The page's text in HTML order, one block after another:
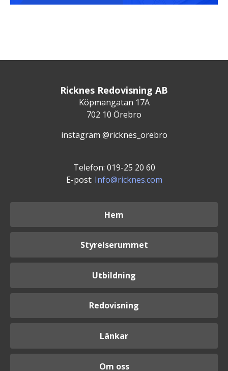
Ricknes Redovisning AB
Köpmangatan 17A
702 10 Örebro
instagram @ricknes_orebro
Telefon: 019-25 20 60
E-post: Info@ricknes.com
Hem
Styrelserummet
Utbildning
Redovisning
Länkar
Om oss